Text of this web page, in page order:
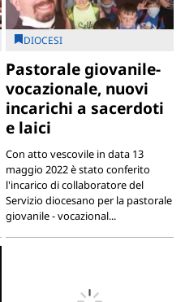
DIOCESI
Pastorale giovanile-
vocazionale, nuovi
incarichi a sacerdoti
e laici
Con atto vescovile in data 13
maggio 2022 è stato conferito
l'incarico di collaboratore del
Servizio diocesano per la pastorale
giovanile - vocazional...